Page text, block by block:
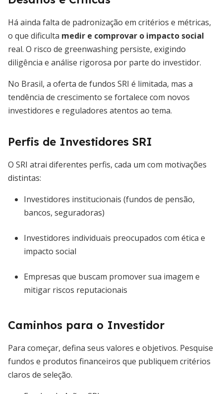
Há ainda falta de padronização em critérios e métricas,
o que dificulta medir e comprovar o impacto social
real. O risco de greenwashing persiste, exigindo
diligência e análise rigorosa por parte do investidor.
No Brasil, a oferta de fundos SRI é limitada, mas a
tendência de crescimento se fortalece com novos
investidores e reguladores atentos ao tema.
Perfis de Investidores SRI
O SRI atrai diferentes perfis, cada um com motivações
distintas:
Investidores institucionais (fundos de pensão,
bancos, seguradoras)
Investidores individuais preocupados com ética e
impacto social
Empresas que buscam promover sua imagem e
mitigar riscos reputacionais
Caminhos para o Investidor
Para começar, defina seus valores e objetivos. Pesquise
fundos e produtos financeiros que publiquem critérios
claros de seleção.